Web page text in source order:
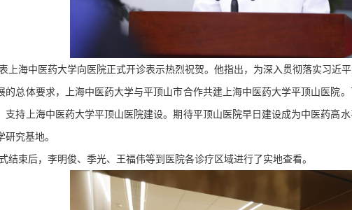
上海中医药大学向医院正式开诊表示热烈祝贺。他指出，为深入贯彻落实习近
的总体要求，上海中医药大学与平顶山市合作共建上海中医药大学平顶山医院
支持上海中医药大学平顶山医院建设。期待平顶山医院早日建设成为中医药高
研究基地。
结束后，李明俊、季光、王福伟等到医院各诊疗区域进行了实地查看。